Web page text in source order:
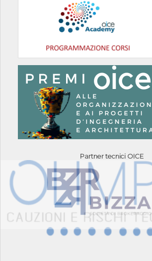
Partner tecnici OICE